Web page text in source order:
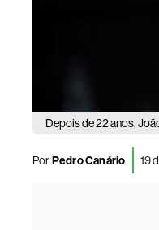
Depois de 22 anos,
PorPedro Canário 19